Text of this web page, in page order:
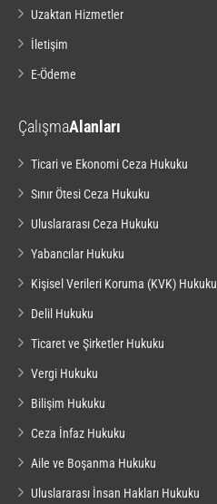
Uzaktan Hizmetler
İletişim
E-Ödeme
ÇalışmaAlanları
Ticari ve Ekonomi Ceza Hukuku
Sınır Ötesi Ceza Hukuku
Uluslararası Ceza Hukuku
Yabancılar Hukuku
Kişisel Verileri Koruma (KVK) Hukuku
Delil Hukuku
Ticaret ve Şirketler Hukuku
Vergi Hukuku
Bilişim Hukuku
Ceza İnfaz Hukuku
Aile ve Boşanma Hukuku
Uluslararası İnsan Hakları Hukuku